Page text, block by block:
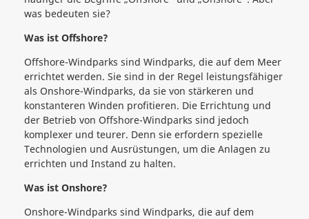
was bedeuten sie?
Was ist Offshore?
Offshore-Windparks sind Windparks, die auf dem Meer
errichtet werden. Sie sind in der Regel leistungsfähiger
als Onshore-Windparks, da sie von stärkeren und
konstanteren Winden profitieren. Die Errichtung und
der Betrieb von Offshore-Windparks sind jedoch
komplexer und teurer. Denn sie erfordern spezielle
Technologien und Ausrüstungen, um die Anlagen zu
errichten und Instand zu halten.
Was ist Onshore?
Onshore-Windparks sind Windparks, die auf dem